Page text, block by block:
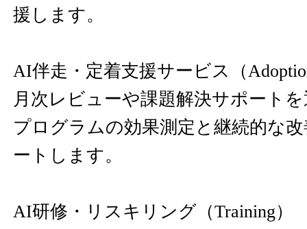
援します。
AI伴走・定着支援サービス（
月次レビューや課題解決サポート
プログラムの効果測定と継続的な
ートします。
AI研修・リスキリング（Training）